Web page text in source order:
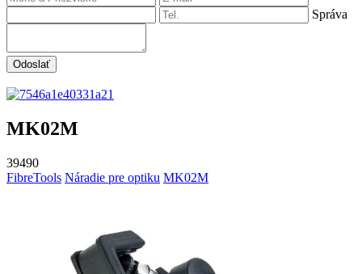
Správa
Odoslať
MK02M
39490
FibreTools Náradie pre optiku MK02M